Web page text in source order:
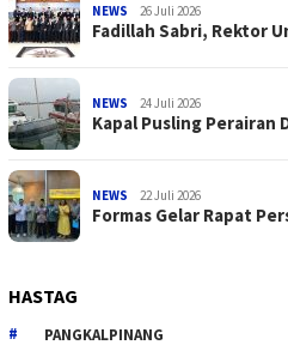
NEWS 26 Juli 2026
Fadillah Sabri, Rektor
NEWS 24 Juli 2026
Kapal Pusling Perairan
NEWS 22 Juli 2026
Formas Gelar Rapat
HASTAG
PANGKALPINANG